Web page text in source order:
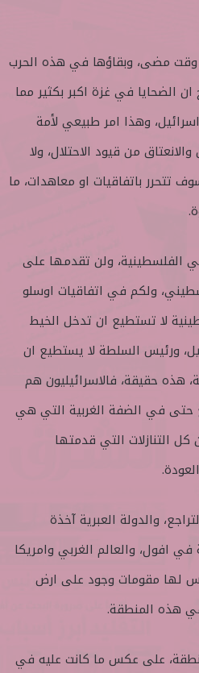
وقت مضى، وبقاؤها في هذه الحرب
الضحايا في غزة اكبر بكثير مما
وهذا امر طبيعي لأمة
من قيود الاحتلال، ولا
تتحرر باتفاقيات او معاهدات، ما
الفلسطينية، ولن تقدمها على
ولكم في اتفاقيات اوسلو
لا تستطيع ان تدخل الخيط
ورئيس السلطة لا يستطيع ان
هذه حقيقة، فالاسرائيليون هم
حتى في الضفة الغربية التي هي
التنازلات التي قدمتها
والدولة العبرية آخذة
افول، والعالم الغربي وامريكا
لها مقومات وجود على ارض
هذه المنطقة.
على عكس ما كانت عليه في